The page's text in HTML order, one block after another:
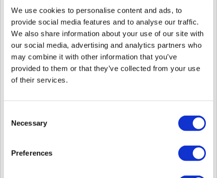
We use cookies to personalise content and ads, to
provide social media features and to analyse our traffic.
We also share information about your use of our site with
our social media, advertising and analytics partners who
may combine it with other information that you’ve
provided to them or that they’ve collected from your use
of their services.
Selection
Necessary
Preferences
función de inicio de sesión de la nueva API local.*Debe utilizar el
USER_ID. No puede usar 'User_Name' para el parámetro 'user_id'.